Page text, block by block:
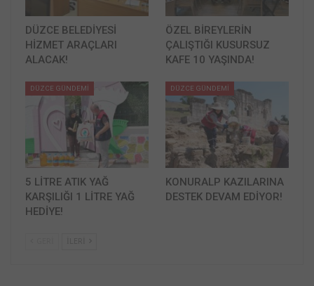
DÜZCE BELEDİYESİ
HİZMET ARAÇLARI
ALACAK!
ÖZEL BİREYLERİN
ÇALIŞTIĞI KUSURSUZ
KAFE 10 YAŞINDA!
DÜZCE GÜNDEMİ
5 LİTRE ATIK YAĞ
KARŞILIĞI 1 LİTRE YAĞ
HEDİYE!
DÜZCE GÜNDEMİ
KONURALP KAZILARINA
DESTEK DEVAM EDİYOR!